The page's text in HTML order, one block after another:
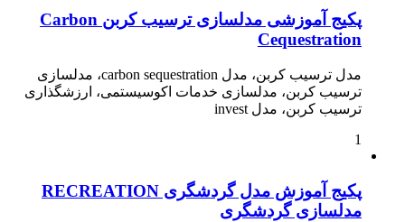
پکیج آموزشی مدلسازی ترسیب کربن Carbon
Cequestration
مدل ترسیب کربن، مدل carbon sequestration، مدلسازی
ترسیب کربن، مدلسازی خدمات اکوسیستمی، ارزشگذاری
ترسیب کربن، مدل invest
1
پکیج آموزش مدل گردشگری RECREATION
مدلسازی گردشگری